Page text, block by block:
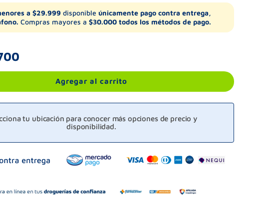
a $29.999 disponible únicamente pago contra entrega,
Compras mayores a $30.000 todos los métodos de pago.
Agregar al carrito
tu ubicación para conocer más opciones de precio y
disponibilidad.